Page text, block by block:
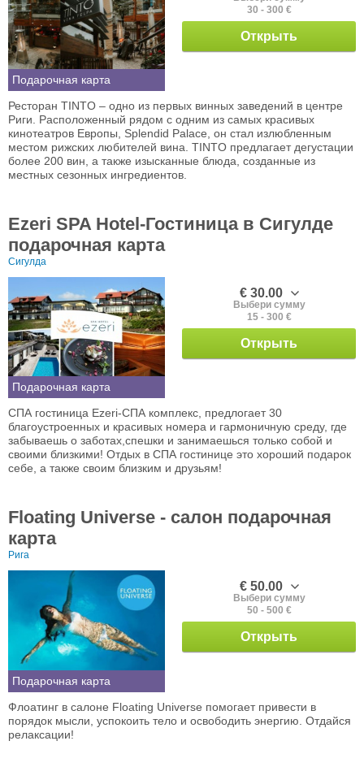
Подарочная карта
30 - 300 €
Открыть
Ресторан TINTO – одно из первых винных заведений в центре
Риги. Расположенный рядом с одним из самых красивых
кинотеатров Европы, Splendid Palace, он стал излюбленным
местом рижских любителей вина. TINTO предлагает дегустации
более 200 вин, а также изысканные блюда, созданные из
местных сезонных ингредиентов.
Ezeri SPA Hotel-Гостиница в Сигулде
подарочная карта
Сигулда
Подарочная карта
€ 30.00
Выбери сумму
15 - 300 €
Открыть
СПА гостиница Ezeri-СПА комплекс, предлогает 30
благоустроенных и красивых номера и гармоничную среду, где
забываешь о заботах,спешки и занимаешься только собой и
своими близкими! Отдых в СПА гостинице это хороший подарок
себе, а также своим близким и друзьям!
Floating Universe - салон подарочная
карта
Рига
Подарочная карта
€ 50.00
Выбери сумму
50 - 500 €
Открыть
Флоатинг в салоне Floating Universe помогает привести в
порядок мысли, успокоить тело и освободить энергию. Отдайся
релаксации!